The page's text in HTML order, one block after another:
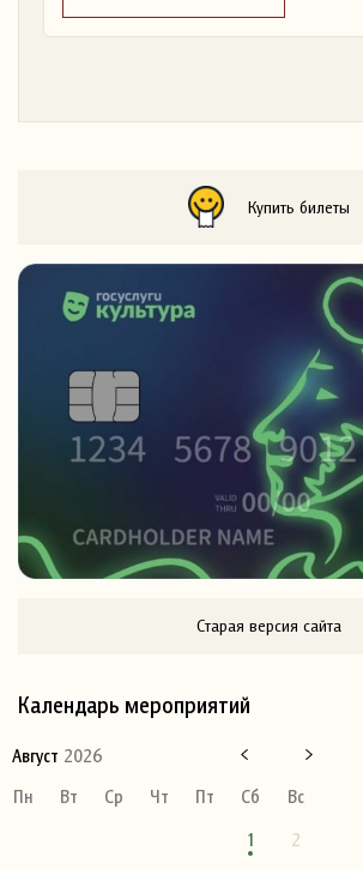
Купить билеты
Старая версия сайта
Календарь мероприятий
Август 2026
Пн
Вт Ср Чт Пт Сб
Вс
1
2